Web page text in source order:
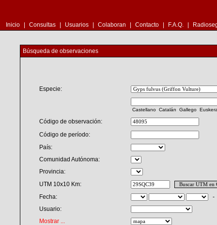
Inicio Consultas Usuarios Colaboran Contacto F.A.Q.
Búsqueda de observaciones
Especie:
Castellano Catalán Gallego
Código de observación:
Código de período:
País:
Comunidad Autónoma:
Provincia:
UTM 10x10 Km:
Fecha:
Usuario:
Mostrar ...